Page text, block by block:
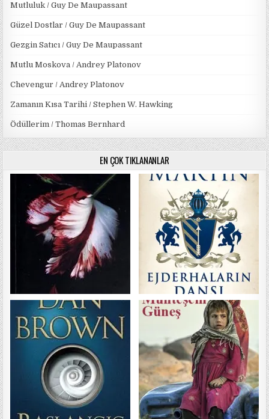
Mutluluk / Guy De Maupassant
Güzel Dostlar / Guy De Maupassant
Gezgin Satıcı / Guy De Maupassant
Mutlu Moskova / Andrey Platonov
Chevengur / Andrey Platonov
Zamanın Kısa Tarihi / Stephen W. Hawking
Ödüllerim / Thomas Bernhard
EN ÇOK TIKLANANLAR